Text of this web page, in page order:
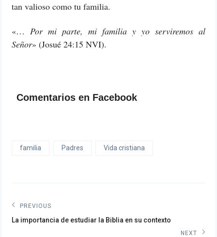
tan valioso como tu familia.
«… Por mi parte, mi familia y yo serviremos al
Señor» (Josué 24:15 NVI).
Comentarios en Facebook
familia Padres Vida cristiana
Navegación
de
PREVIOUS
Previous
La importancia de estudiar la Biblia en su contexto
NEXT